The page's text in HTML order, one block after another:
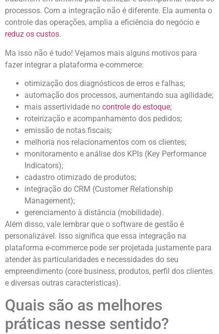
processos. Com a integração não é diferente. Ela aumenta o
controle das operações, amplia a eficiência do negócio e
reduz os custos.
Ma isso não é tudo! Vejamos mais alguns motivos para
fazer integrar a plataforma e-commerce:
otimização dos diagnósticos de erros e falhas;
automação dos processos, aumentando sua agilidade;
mais assertividade no controle do estoque;
roteirização e acompanhamento dos pedidos;
emissão de notas fiscais;
melhoria nos relacionamentos com os clientes;
monitoramento e análise dos KPIs (Key Performance
Indicators);
cadastro otimizado de produtos;
integração do CRM (Customer Relationship
Management);
gerenciamento à distância (mobilidade).
Além disso, vale lembrar que o software de gestão é
personalizável. Isso significa que essa integração na
plataforma e-commerce pode ser projetada justamente para
atender às particularidades e necessidades do seu
empreendimento (core business, produtos, perfil dos clientes
e diversas outras características).
Quais são as melhores
práticas nesse sentido?